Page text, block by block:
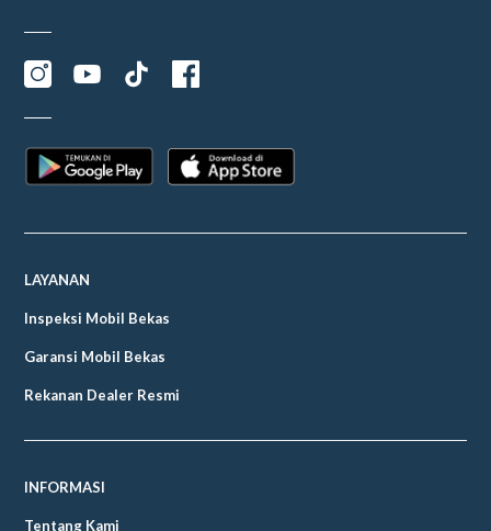
LAYANAN
Inspeksi Mobil Bekas
Garansi Mobil Bekas
Rekanan Dealer Resmi
INFORMASI
Tentang Kami